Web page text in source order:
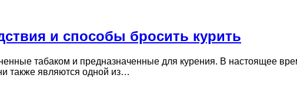
и способы бросить курить
табаком и предназначенные для курения. В настоящее
также являются одной из…